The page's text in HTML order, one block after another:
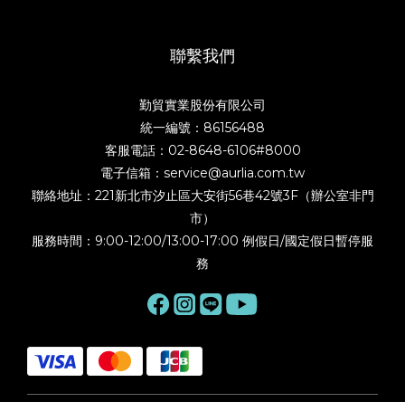
聯繫我們
勤貿實業股份有限公司
統一編號：86156488
客服電話：02-8648-6106#8000
電子信箱：service@aurlia.com.tw
聯絡地址：221新北市汐止區大安街56巷42號3F（辦公室非門
市）
服務時間：9:00-12:00/13:00-17:00 例假日/國定假日暫停服
務